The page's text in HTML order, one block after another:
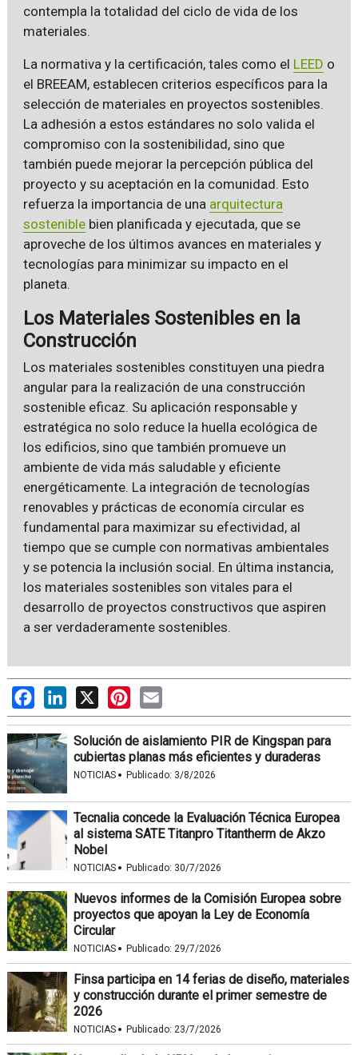
contempla la totalidad del ciclo de vida de los
materiales.
La normativa y la certificación, tales como el LEED o
el BREEAM, establecen criterios específicos para la
selección de materiales en proyectos sostenibles.
La adhesión a estos estándares no solo valida el
compromiso con la sostenibilidad, sino que
también puede mejorar la percepción pública del
proyecto y su aceptación en la comunidad. Esto
refuerza la importancia de una arquitectura
sosteniblebien planificada y ejecutada, que se
aproveche de los últimos avances en materiales y
tecnologías para minimizar su impacto en el
planeta.
Los Materiales Sostenibles en la
Construcción
Los materiales sostenibles constituyen una piedra
angular para la realización de una construcción
sostenible eficaz. Su aplicación responsable y
estratégica no solo reduce la huella ecológica de
los edificios, sino que también promueve un
ambiente de vida más saludable y eficiente
energéticamente. La integración de tecnologías
renovables y prácticas de economía circular es
fundamental para maximizar su efectividad, al
tiempo que se cumple con normativas ambientales
y se potencia la inclusión social. En última instancia,
los materiales sostenibles son vitales para el
desarrollo de proyectos constructivos que aspiren
a ser verdaderamente sostenibles.
FacebookLinkedIn
X PinterestEmail
Solución de aislamiento PIR de Kingspan para
cubiertas planas más eficientes y duraderas
NOTICIAS · Publicado: 3/8/2026
Tecnalia concede la Evaluación Técnica Europea
al sistema SATE Titanpro Titantherm de Akzo
Nobel
NOTICIAS · Publicado: 30/7/2026
Nuevos informes de la Comisión Europea sobre
proyectos que apoyan la Ley de Economía
Circular
NOTICIAS · Publicado: 29/7/2026
Finsa participa en 14 ferias de diseño, materiales
y construcción durante el primer semestre de
2026
NOTICIAS · Publicado: 23/7/2026